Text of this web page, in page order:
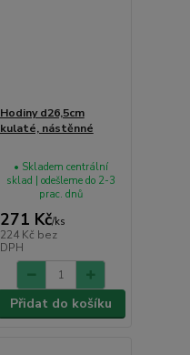
Hodiny d26,5cm
kulaté, nástěnné
271 Kč/ks
224 Kč bez
DPH
• Skladem centrální
sklad | odešleme do 2-3
prac. dnů
Přidat do košíku